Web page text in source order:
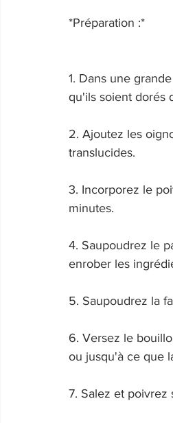
*Préparation :*
1. Dans une
qu'ils soient dorés
2. Ajoutez les
translucides.
3. Incorporez le
minutes.
4. Saupoudrez le
enrober les
5. Saupoudrez la
6. Versez le
ou jusqu'à ce que
7. Salez et poivrez